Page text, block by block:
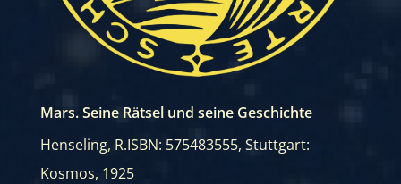
Mars. Seine Rätsel und seine Geschichte
Henseling, R.ISBN: 575483555, Stuttgart:
Kosmos, 1925